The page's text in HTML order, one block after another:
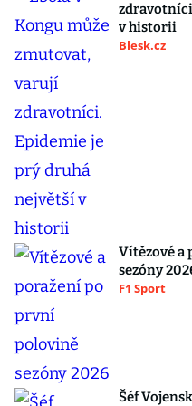
v historii
Blesk.cz
Vítězové a
sezóny
F1 Sport
Šéf